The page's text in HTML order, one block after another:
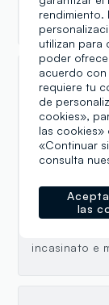
ci ha
Massimo
Negozio
posti non si
abbastanza
aiutarti.
Comunque
incasinato e
rendimiento.
utilizan para
poder
acuerdo con
requiere tu
de
cookies»,
las cookies»
«Continuar
consulta
las